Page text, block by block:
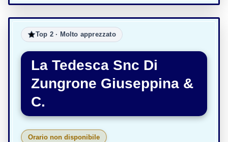
Top 2 · Molto apprezzato
La Tedesca Snc Di
Zungrone Giuseppina &
C.
Orario non disponibile